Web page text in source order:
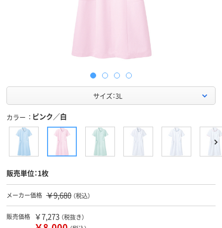
サイズ：3L
カラー ピンク／白
販売単位：1枚
メーカー価格 ￥9,680 （税込）
販売価格 ￥7,273 （税抜き）